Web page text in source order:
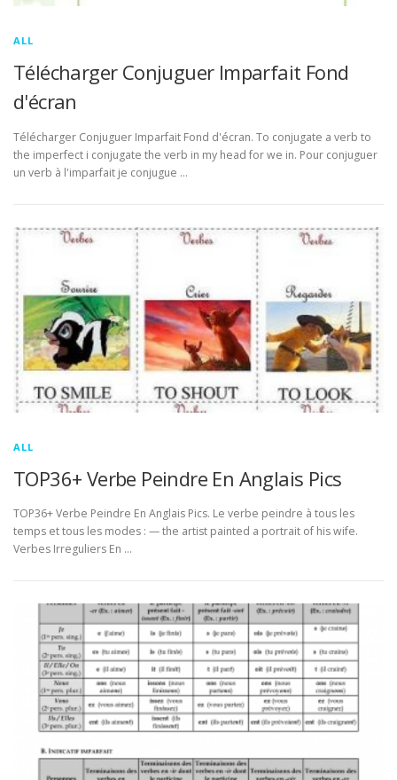
ALL
Télécharger Conjuguer Imparfait Fond
d'écran
Télécharger Conjuguer Imparfait Fond d'écran. To conjugate a verb to
the imperfect i conjugate the verb in my head for we in. Pour conjuguer
un verb à l'imparfait je conjugue …
ALL
TOP36+ Verbe Peindre En Anglais Pics
TOP36+ Verbe Peindre En Anglais Pics. Le verbe peindre à tous les
temps et tous les modes : — the artist painted a portrait of his wife.
Verbes Irreguliers En …